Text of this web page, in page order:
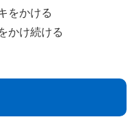
をかける
かけ続ける